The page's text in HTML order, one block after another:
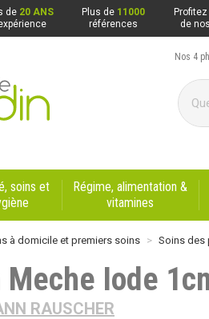
de 20 ANS
Plus de 11000
références
de
4 pharmacies : Beauraing,
Nos 4
soins et
Régime, alimentation &
vitamines
à domicile et premiers soins Soins des
Meche Iode
RAUSCHER